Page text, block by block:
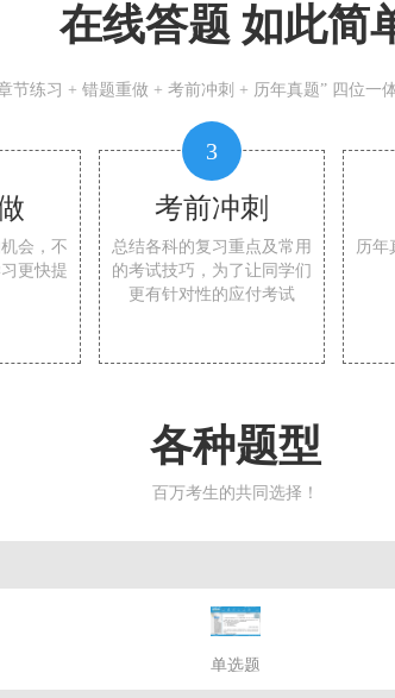
在线答题 如此简
节练习 + 错题重做 + 考前冲刺 + 历年真题” 四位一
会，不
更快提
3
考前冲刺
总结各科的复习重点及常用
的考试技巧，为了让同学们
更有针对性的应付考试
历年
各种题型
百万考生的共同选择！
单选题
选